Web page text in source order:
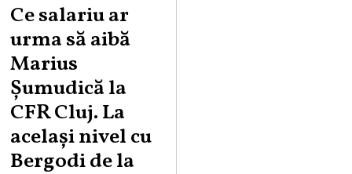
Ce salariu ar
urma să aibă
Marius
Șumudică la
CFR Cluj. La
același nivel cu
Bergodi de la